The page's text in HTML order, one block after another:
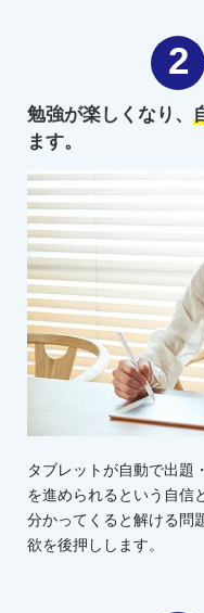
2
勉強が楽しくなり、
ます。
タブレットが自動で出題
を進められるという自信
分かってくると解ける問
欲を後押しします。